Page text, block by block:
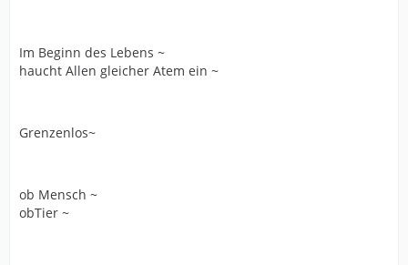
Im Beginn des Lebens ~
haucht Allen gleicher Atem ein ~
Grenzenlos~
ob Mensch ~
obTier ~